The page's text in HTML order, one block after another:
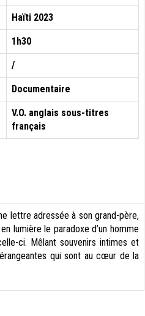
Haïti 2023
1h30
/
Documentaire
V.O. anglais sous-titres
français
lettre adressée à son grand-père,
lumière le paradoxe d’un homme
ci. Mêlant souvenirs intimes et
qui sont au cœur de la